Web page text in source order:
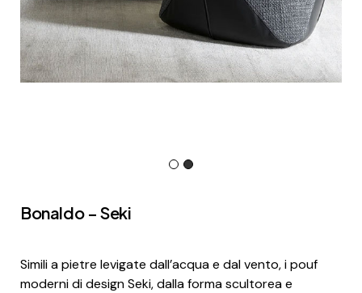
Bonaldo – Seki
Simili a pietre levigate dall’acqua e dal vento, i pouf
moderni di design Seki, dalla forma scultorea e